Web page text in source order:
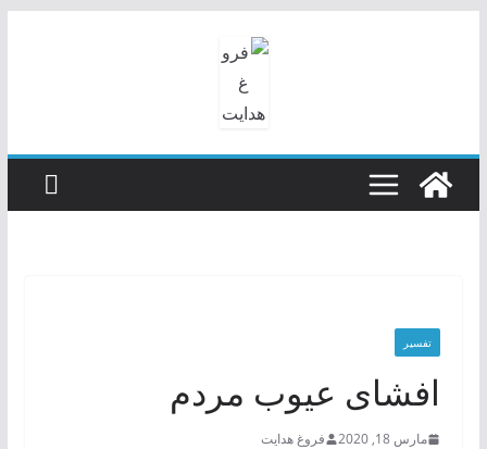
تفسیر
افشای عیوب مردم
مارس 18, 2020 فروغ هدایت